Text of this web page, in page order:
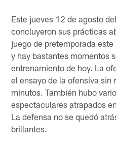
Este jueves 12 de agosto
concluyeron sus prácticas
juego de pretemporada
y hay bastantes momentos
entrenamiento de hoy. La
el ensayo de la ofensiva sin
minutos. También hubo
espectaculares atrapados
La defensa no se quedó
brillantes.